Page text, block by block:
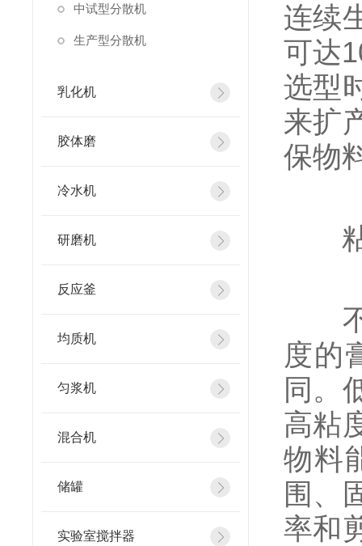
中试型分散机
生产型分散机
乳化机
胶体磨
冷水机
研磨机
反应釜
均质机
匀浆机
混合机
储罐
实验室搅拌器
连续
可达
选型
来扩
保物
粘
不
度的
同。
高粘
物料
围、
率和